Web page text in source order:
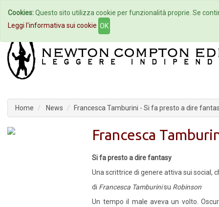
Home Autori Eventi
Home News Francesca Tamburini - Si fa presto a dire
Francesca
Si fa presto a dire fantasy
Una scrittrice di genere attiva sui social,
di Francesca Tamburinisu Robinson
Un tempo il male aveva un volto.
Cookies:Questo sito utilizza cookie per funzionalità proprie. Se
Leggi l'informativa sui cookie OK